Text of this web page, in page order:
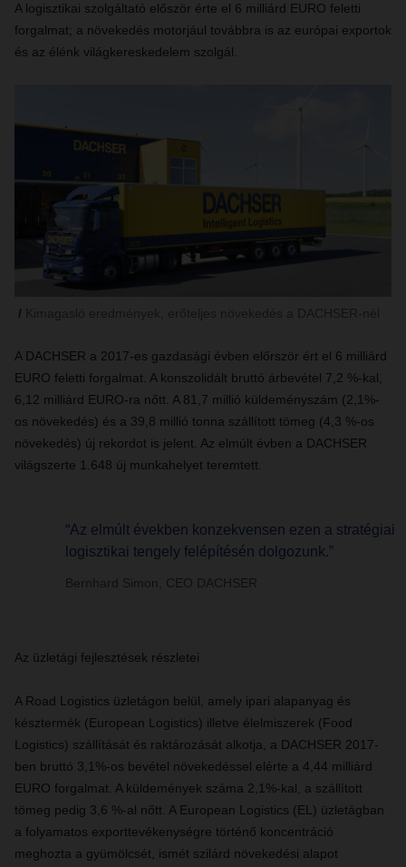
A logisztikai szolgáltató először érte el 6 milliárd EURO feletti
forgalmat; a növekedés motorjául továbbra is az európai exportok
és az élénk világkereskedelem szolgál.
A DACHSER a 2017-es gazdasági évben előrször ért el 6 milliárd
EURO feletti forgalmat. A konszolidált bruttó árbevétel 7,2 %-kal,
6,12 milliárd EURO-ra nőtt. A 81,7 millió küldeményszám (2,1%-
os növekedés) és a 39,8 millió tonna szállított tömeg (4,3 %-os
növekedés) új rekordot is jelent. Az elmúlt évben a DACHSER
világszerte 1.648 új munkahelyet teremtett.
“Az elmúlt években konzekvensen ezen a stratégiai
logisztikai tengely felépítésén dolgozunk.”
Bernhard Simon, CEO DACHSER
Az üzletági fejlesztések részletei
A Road Logistics üzletágon belül, amely ipari alapanyag és
késztermék (European Logistics) illetve élelmiszerek (Food
Logistics) szállítását és raktározását alkotja, a DACHSER 2017-
ben bruttó 3,1%-os bevétel növekedéssel elérte a 4,44 milliárd
EURO forgalmat. A küldemények száma 2,1%-kal, a szállított
tömeg pedig 3,6 %-al nőtt. A European Logistics (EL) üzletágban
a folyamatos exporttevékenységre történő koncentráció
meghozta a gyümölcsét, ismét szilárd növekedési alapot